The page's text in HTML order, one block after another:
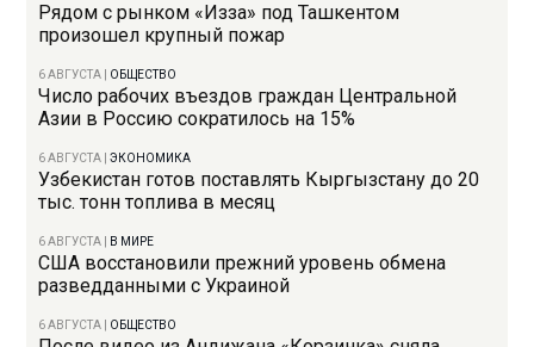
Рядом с рынком «Изза» под Ташкентом
произошел крупный пожар
6 АВГУСТА ОБЩЕСТВО
Число рабочих въездов граждан Центральной
Азии в Россию сократилось на 15%
6 АВГУСТА |ЭКОНОМИКА
Узбекистан готов поставлять Кыргызстану до 20
тыс. тонн топлива в месяц
6 АВГУСТА В МИРЕ
США восстановили прежний уровень обмена
разведданными с Украиной
6 АВГУСТА ОБЩЕСТВО